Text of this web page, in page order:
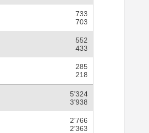
733
703
552
433
285
218
5’324
3’938
2’766
2’363